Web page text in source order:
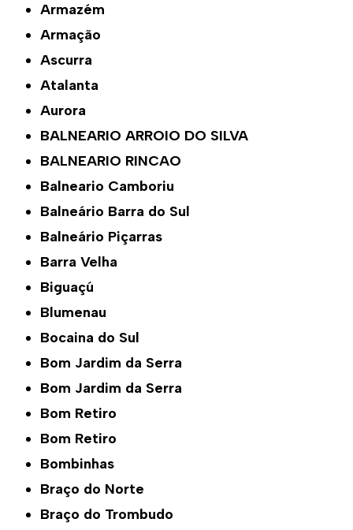
Armazém
Armação
Ascurra
Atalanta
Aurora
BALNEARIO ARROIO DO SILVA
BALNEARIO RINCAO
Balneario Camboriu
Balneário Barra do Sul
Balneário Piçarras
Barra Velha
Biguaçú
Blumenau
Bocaina do Sul
Bom Jardim da Serra
Bom Jardim da Serra
Bom Retiro
Bom Retiro
Bombinhas
Braço do Norte
Braço do Trombudo